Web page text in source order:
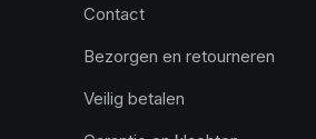
Contact
Bezorgen en retourneren
Veilig betalen